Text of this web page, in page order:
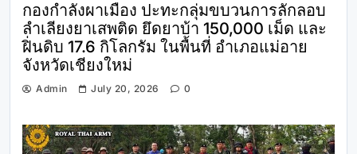
กองกำลังผาเมือง ปะทะกลุ่มขบวนการลักลอบ
ลำเลียงยาเสพติด ยึดยาบ้า 150,000 เม็ด และ
ฝิ่นดิบ 17.6 กิโลกรัม ในพื้นที่ อำเภอแม่อาย
จังหวัดเชียงใหม่
Admin July 20, 2026 0